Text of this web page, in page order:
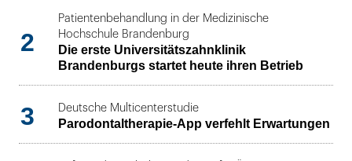
2
Patientenbehandlung in der Medizinische
Hochschule Brandenburg
Die erste Universitätszahnklinik
Brandenburgs startet heute ihren Betrieb
3 Deutsche Multicenterstudie
Parodontaltherapie-App verfehlt Erwartungen